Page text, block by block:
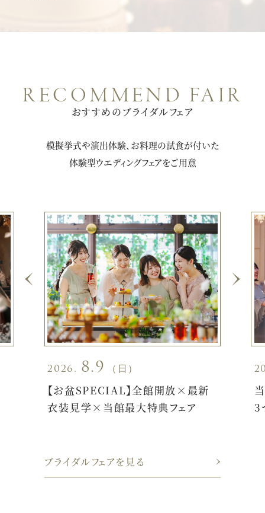
RECOMMEND FAIR
おすすめのブライダルフェア
模擬挙式や演出体験、お料理の試食が付いた
体験型ウエディングフェアをご用意
2026. 8.9
（日）
【お盆SPECIAL】全館開放×最新
衣装見学×当館最大特典フェア
3
ブライダルフェアを見る